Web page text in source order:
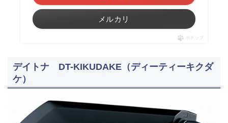
メルカリ
ポチップ
デイトナ DT-KIKUDAKE（ディーティーキクダ
ケ）